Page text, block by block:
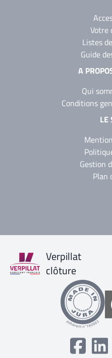
Votre
Listes
Guide
A
Qui
Conditions
LE
Gestion
Plan
Verpillat
clôture